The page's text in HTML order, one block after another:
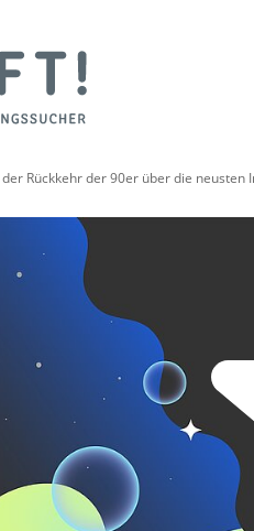
Rückkehr der 90er über die neusten